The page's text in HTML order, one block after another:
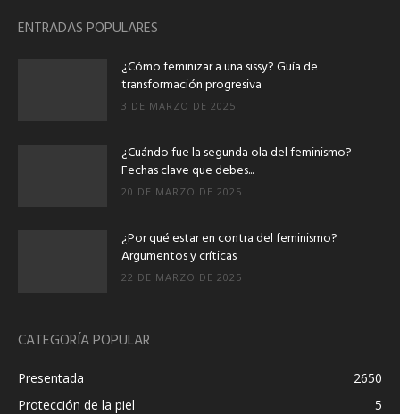
ENTRADAS POPULARES
¿Cómo feminizar a una sissy? Guía de
transformación progresiva
3 DE MARZO DE 2025
¿Cuándo fue la segunda ola del feminismo?
Fechas clave que debes...
20 DE MARZO DE 2025
¿Por qué estar en contra del feminismo?
Argumentos y críticas
22 DE MARZO DE 2025
CATEGORÍA POPULAR
Presentada
2650
Protección de la piel
5